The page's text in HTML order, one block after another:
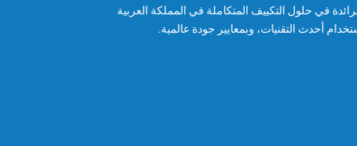
في حلول التكييف المتكاملة في المملكة العربية
أحدث التقنيات، وبمعايير جودة عالمية.